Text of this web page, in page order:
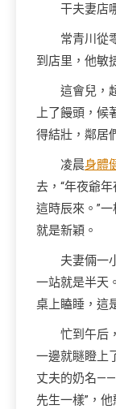
干夫妻店
常青川從
到店里，他敏
這會兒，
上了饅頭，候
得結壯，鄰居
凌晨身體
去，“年夜爺
這時辰來。”
就是新穎。
夫妻倆一
一站就是半天
桌上瞌睡，這
忙到午后
一邊就瞇瞪上
丈夫的奶名
先生一樣”，